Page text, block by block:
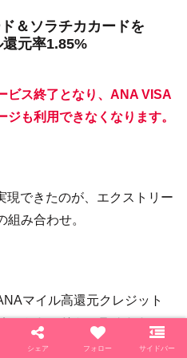
＆ソラチカカードを
元率1.85%
ビス終了となり、ANA VISA
も利用できなくなります。
現できたのが、エクストリー
組み合わせ。
マイル高還元クレジット
ームカード＆ソラチカカー
ANA VISAプリペイドカー
シェア フォロー サイドバー